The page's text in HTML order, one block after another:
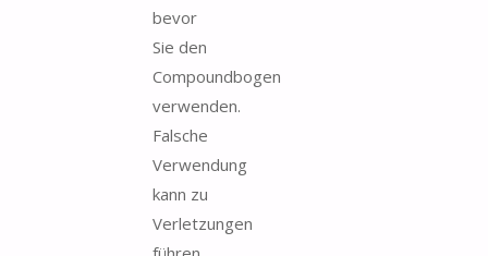
bevor
Sie den
Compoundbogen
verwenden.
Falsche
Verwendung
kann zu
Verletzungen